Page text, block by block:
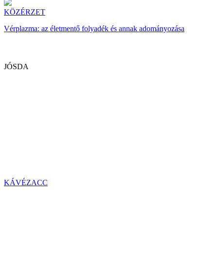
KÖZÉRZET
Vérplazma: az életmentő folyadék és annak adományozása
JÓSDA
KÁVÉZACC